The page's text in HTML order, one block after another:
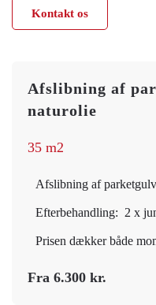
Kontakt os
Afslibning af
naturolie
35 m2
Afslibning af parketgulv
Efterbehandling: 2 x
Prisen dækker både
Fra 6.300 kr.